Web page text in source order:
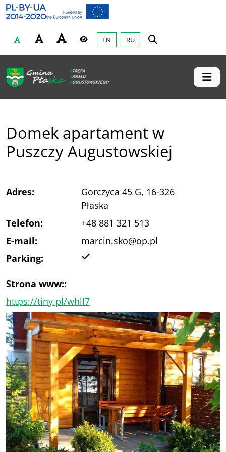
Gmina Płaska
Przejdź do głównej treśći
Czcionka Wysoki kontrast
EN RU
Domek apartament w
Puszczy Augustowskiej
Adres:
Gorczyca 45 G, 16-326
Płaska
Telefon:
+48 881 321 513
E-mail:
marcin.sko@op.pl
Parking:
Strona www::
https://tiny.pl/whll7